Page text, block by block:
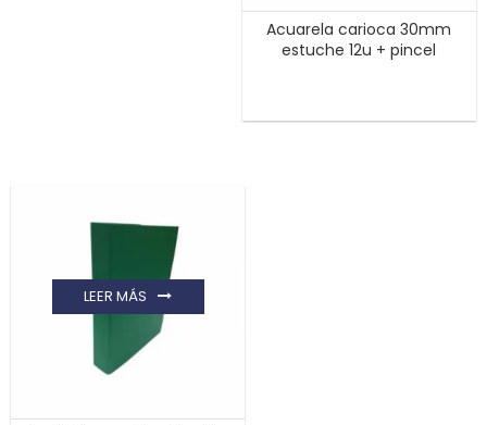
Acuarela carioca 30mm
estuche 12u + pincel
LEER MÁS